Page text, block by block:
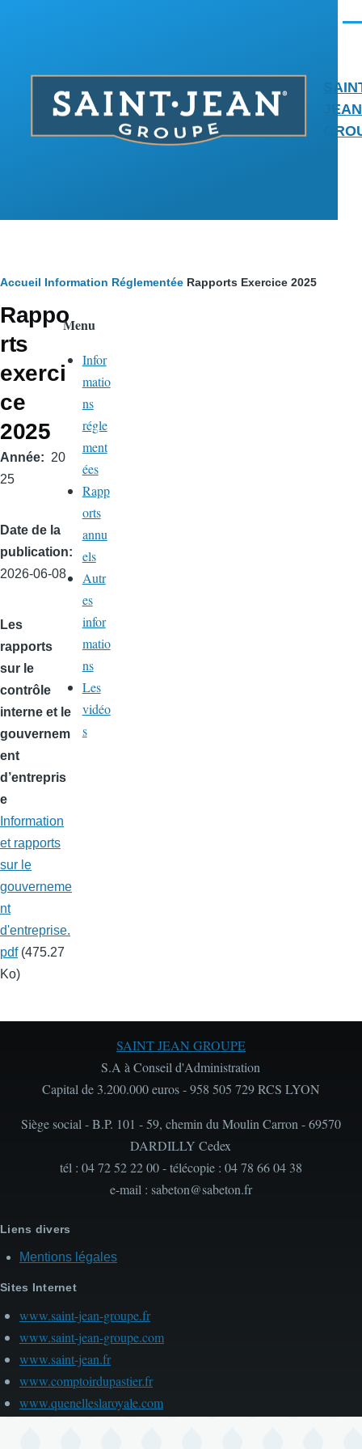
JEAN
Fil
d'Ariane
Accueil Information Réglementée Rapports Exercice 2025
Rappo
rts
exerci
ce
2025
Année
20
25
Date de la
publication
2026-06-08
Les
rapports
sur le
contrôle
interne et le
gouvernem
ent
d’entrepris
e
Information
et rapports
sur le
gouverneme
nt
d'entreprise.
pdf (475.27
Ko)
Menu
Infor
matio
ns
régle
ment
ées
Rapp
orts
annu
els
Autr
es
infor
matio
ns
Les
vidéo
s
SAINT JEAN GROUPE
S.A à Conseil d'Administration
Capital de 3.200.000 euros - 958 505 729 RCS LYON
Siège social - B.P. 101 - 59, chemin du Moulin Carron - 69570
DARDILLY Cedex
tél : 04 72 52 22 00 - télécopie : 04 78 66 04 38
e-mail : sabeton@sabeton.fr
Liens divers
Mentions légales
Sites Internet
www.saint-jean-groupe.fr
www.saint-jean-groupe.com
www.saint-jean.fr
www.comptoirdupastier.fr
www.quenelleslaroyale.com